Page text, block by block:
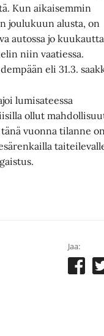
Kun aikaisemmin
joulukuun alusta, on
autossa jo kuukautta
niin vaatiessa.
eli 31.3.
lumisateessa
ollut
vuonna tilanne
Jaa: